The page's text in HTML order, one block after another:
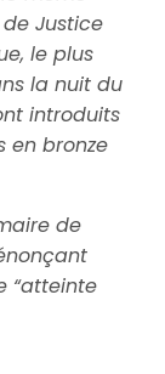
Justice
le plus
la nuit du
introduits
en bronze
de
“atteinte